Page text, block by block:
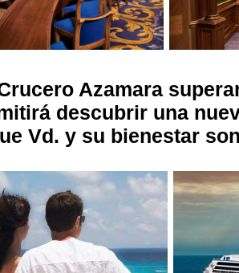
Azamara
descubrir una
Vd. y su bienestar